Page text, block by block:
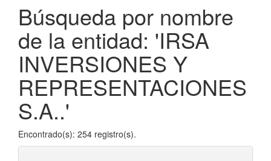
Búsqueda por nombre
de la entidad: 'IRSA
INVERSIONES Y
REPRESENTACIONES
S.A..'
Encontrado(s): 254 registro(s).